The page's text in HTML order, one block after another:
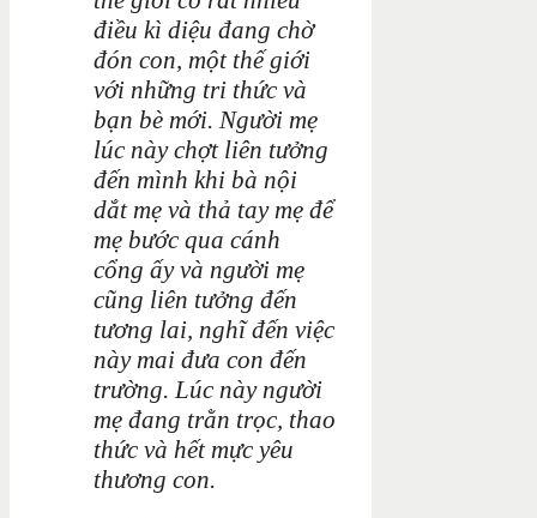
điều kì diệu đang chờ
đón con, một thế giới
với những tri thức và
bạn bè mới. Người mẹ
lúc này chợt liên tưởng
đến mình khi bà nội
dắt mẹ và thả tay mẹ để
mẹ bước qua cánh
cổng ấy và người mẹ
cũng liên tưởng đến
tương lai, nghĩ đến việc
này mai đưa con đến
trường. Lúc này người
mẹ đang trằn trọc, thao
thức và hết mực yêu
thương con.